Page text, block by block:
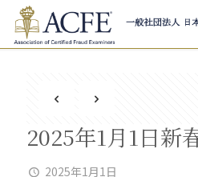
2025年1月1日新
2025年1月1日